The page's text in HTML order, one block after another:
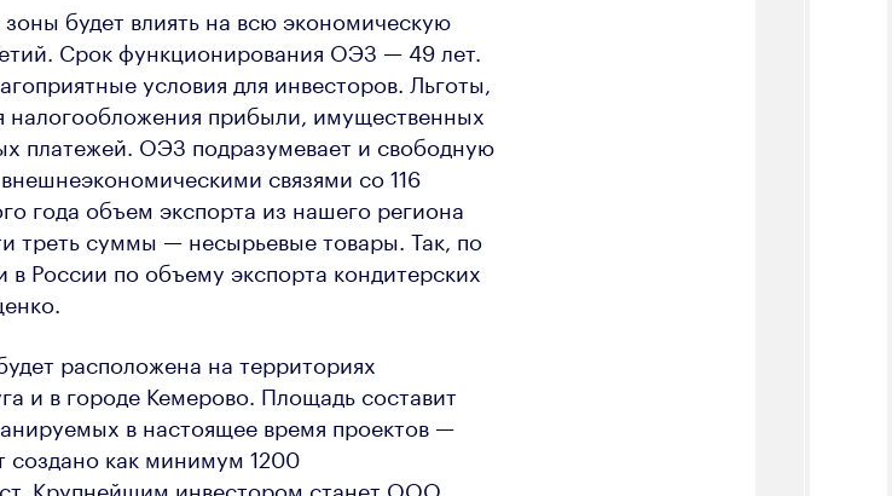
будет влиять на всю экономическую
Срок функционирования ОЭЗ — 49 лет.
условия для инвесторов. Льготы,
налогообложения прибыли, имущественных
платежей. ОЭЗ подразумевает и свободную
связями со 116
года объем экспорта из нашего региона
треть суммы — несырьевые товары. Так, по
России по объему экспорта кондитерских
расположена на территориях
и в городе Кемерово. Площадь составит
в настоящее время проектов —
создано как минимум 1200
Крупнейшим инвестором станет ООО